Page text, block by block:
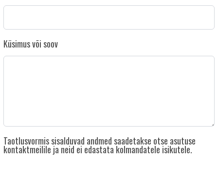
Küsimus või soov
Taotlusvormis sisalduvad andmed saadetakse otse asutuse
kontaktmeilile ja neid ei edastata kolmandatele isikutele.